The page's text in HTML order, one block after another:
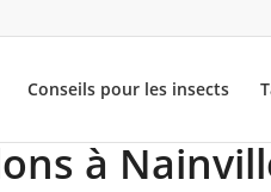
Conseils pour les insects
à